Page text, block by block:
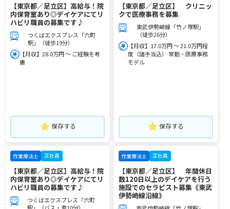
【東京都／足立区】高給与！院
内保育室あり◎デイケアにてリ
ハビリ職員の募集です♪
つくばエクスプレス「六町
駅」（徒歩19分）
【月収】28.0万円 ～ ご経験を考
慮
保存する
【東京都／足立区】 クリニッ
クで医療事務を募集
東武伊勢崎線「竹ノ塚駅」
（徒歩26分）
【月収】17.0万円 ～ 21.0万円程
度（諸手当込） 常勤・医療事務
モデル
保存する
作業療法士 正社員
【東京都／足立区】高給与！院
内保育室あり◎デイケアにてリ
ハビリ職員の募集です♪
つくばエクスプレス「六町
作業療法士 正社員
【東京都／足立区】 年間休日
数120日以上のデイケアを行う
施設でのセラピスト募集《東武
伊勢崎線沿線》